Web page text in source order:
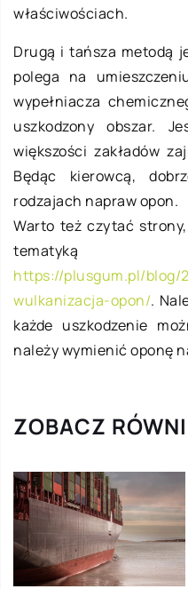
właściwościach.
Drugą i tańsza metodą
polega na
wypełniacza
uszkodzony obszar.
większości zakładów
Będąc kierowcą,
rodzajach napraw opon.
Warto też czytać
https://plusgum.pl/blog/
wulkanizacja-opon/.
każde uszkodzenie
należy wymienić oponę
ZOBACZ